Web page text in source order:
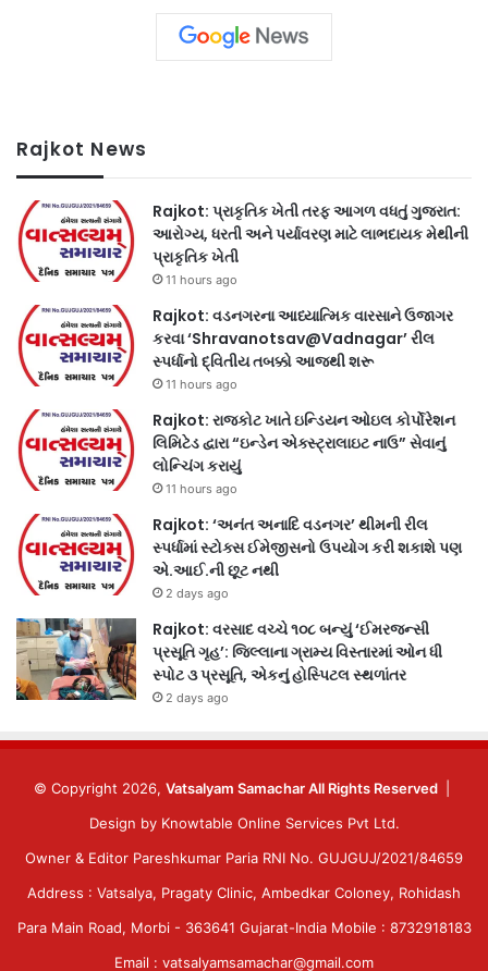
Rajkot News
Rajkot: પ્રાકૃતિક ખેતી તરફ આગળ વધતું ગુજરાત:
આરોગ્ય, ધરતી અને પર્યાવરણ માટે લાભદાયક મેથીની
પ્રાકૃતિક ખેતી
11 hours ago
Rajkot: વડનગરના આધ્યાત્મિક વારસાને ઉજાગર
કરવા ‘Shravanotsav@Vadnagar’ રીલ
સ્પર્ધાનો દ્વિતીય તબક્કો આજથી શરૂ
11 hours ago
Rajkot: રાજકોટ ખાતે ઇન્ડિયન ઓઇલ કોર્પોરેશન
લિમિટેડ દ્વારા “ઇન્ડેન એક્સ્ટ્રાલાઇટ નાઉ” સેવાનું
લોન્ચિંગ કરાયું
11 hours ago
Rajkot: ‘અનંત અનાદિ વડનગર’ થીમની રીલ
સ્પર્ધામાં સ્ટોક્સ ઈમેજીસનો ઉપયોગ કરી શકાશે પણ
એ.આઈ.ની છૂટ નથી
2 days ago
Rajkot: વરસાદ વચ્ચે ૧૦૮ બન્યું ‘ઈમરજન્સી
પ્રસૂતિ ગૃહ’: જિલ્લાના ગ્રામ્ય વિસ્તારમાં ઓન ધી
સ્પોટ ૩ પ્રસૂતિ, એકનું હોસ્પિટલ સ્થળાંતર
2 days ago
© Copyright 2026, Vatsalyam Samachar All Rights Reserved
Design by Knowtable Online Services Pvt Ltd.
Owner & Editor Pareshkumar Paria RNI No. GUJGUJ/2021/84659
Address : Vatsalya, Pragaty Clinic, Ambedkar Coloney, Rohidash
Para Main Road, Morbi - 363641 Gujarat-India Mobile : 8732918183
Email : vatsalyamsamachar@gmail.com